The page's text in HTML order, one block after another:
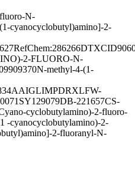
N-
cyanocyclobutyl)amino]-2-
RefChem:286266
2-FLUORO-N-
N-methyl-4-(1-
AAIGLIMPDRXLFW-
SY129079DB-221657CS-
cyclobutylamino)-2-fluoro-
-cyanocyclobutylamino)-2-
2-fluoranyl-N-